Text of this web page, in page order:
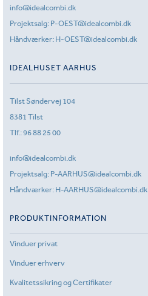
info@idealcombi.dk
Projektsalg: P-OEST@idealcombi.dk
Håndværker: H-OEST@idealcombi.dk
IDEALHUSET AARHUS
Tilst Søndervej 104
8381 Tilst
Tlf.:96 88 25 00
info@idealcombi.dk
Projektsalg: P-AARHUS@idealcombi.dk
Håndværker: H-AARHUS@idealcombi.dk
PRODUKTINFORMATION
Vinduer privat
Vinduer erhverv
Kvalitetssikring og Certifikater